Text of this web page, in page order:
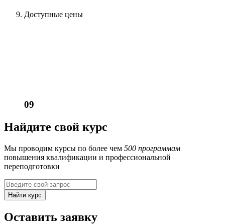
Доступные цены
09
Найдите свой курс
Мы проводим курсы по более чем 500 программам
повышения квалификации и профессиональной
переподготовки
Найти курс
Оставить заявку